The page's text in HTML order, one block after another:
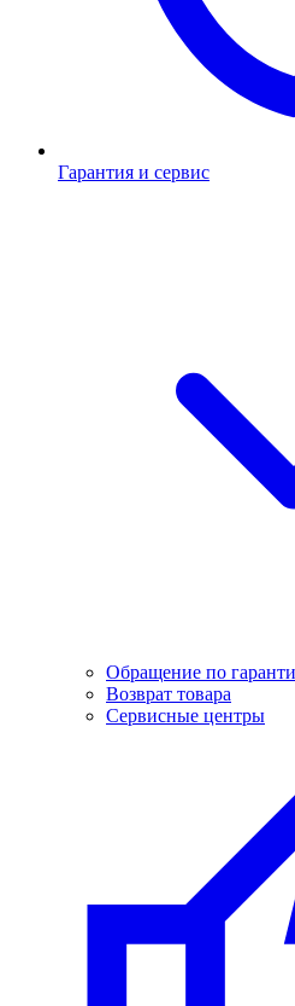
Гарантия и сервис
Обращение по
Возврат товара
Сервисные центры